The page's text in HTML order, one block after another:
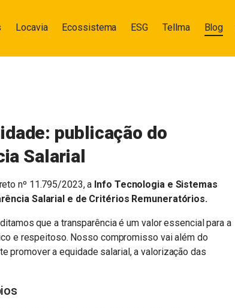
Locavia Ecossistema ESG Tellma Blog
publicação do
Salarial
nº 11.795/2023, a Info Tecnologia e Sistemas
Salarial e de Critérios Remuneratórios.
que a transparência é um valor essencial para a
e respeitoso. Nosso compromisso vai além do
promover a equidade salarial, a valorização das